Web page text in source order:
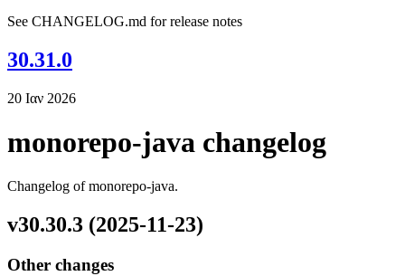
See CHANGELOG.md for release notes
30.31.0
20 Ιαν 2026
monorepo-java changelog
Changelog of monorepo-java.
v30.30.3 (2025-11-23)
Other changes